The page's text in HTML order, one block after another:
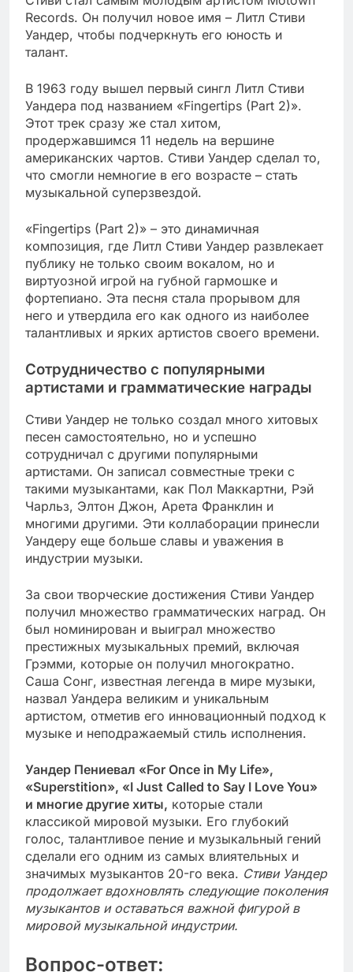
Records. Он получил новое имя – Литл Стиви
Уандер, чтобы подчеркнуть его юность и
талант.
В 1963 году вышел первый сингл Литл Стиви
Уандера под названием «Fingertips (Part 2)».
Этот трек сразу же стал хитом,
продержавшимся 11 недель на вершине
американских чартов. Стиви Уандер сделал то,
что смогли немногие в его возрасте – стать
музыкальной суперзвездой.
«Fingertips (Part 2)» – это динамичная
композиция, где Литл Стиви Уандер развлекает
публику не только своим вокалом, но и
виртуозной игрой на губной гармошке и
фортепиано. Эта песня стала прорывом для
него и утвердила его как одного из наиболее
талантливых и ярких артистов своего времени.
Сотрудничество с популярными
артистами и грамматические награды
Стиви Уандер не только создал много хитовых
песен самостоятельно, но и успешно
сотрудничал с другими популярными
артистами. Он записал совместные треки с
такими музыкантами, как Пол Маккартни, Рэй
Чарльз, Элтон Джон, Арета Франклин и
многими другими. Эти коллаборации принесли
Уандеру еще больше славы и уважения в
индустрии музыки.
За свои творческие достижения Стиви Уандер
получил множество грамматических наград. Он
был номинирован и выиграл множество
престижных музыкальных премий, включая
Грэмми, которые он получил многократно.
Саша Сонг, известная легенда в мире музыки,
назвал Уандера великим и уникальным
артистом, отметив его инновационный подход к
музыке и неподражаемый стиль исполнения.
Уандер Пениевал «For Once in My Life»,
«Superstition», «I Just Called to Say I Love You»
и многие другие хиты, которые стали
классикой мировой музыки. Его глубокий
голос, талантливое пение и музыкальный гений
сделали его одним из самых влиятельных и
значимых музыкантов 20-го века. Стиви Уандер
продолжает вдохновлять следующие поколения
музыкантов и оставаться важной фигурой в
мировой музыкальной индустрии.
Вопрос-ответ: